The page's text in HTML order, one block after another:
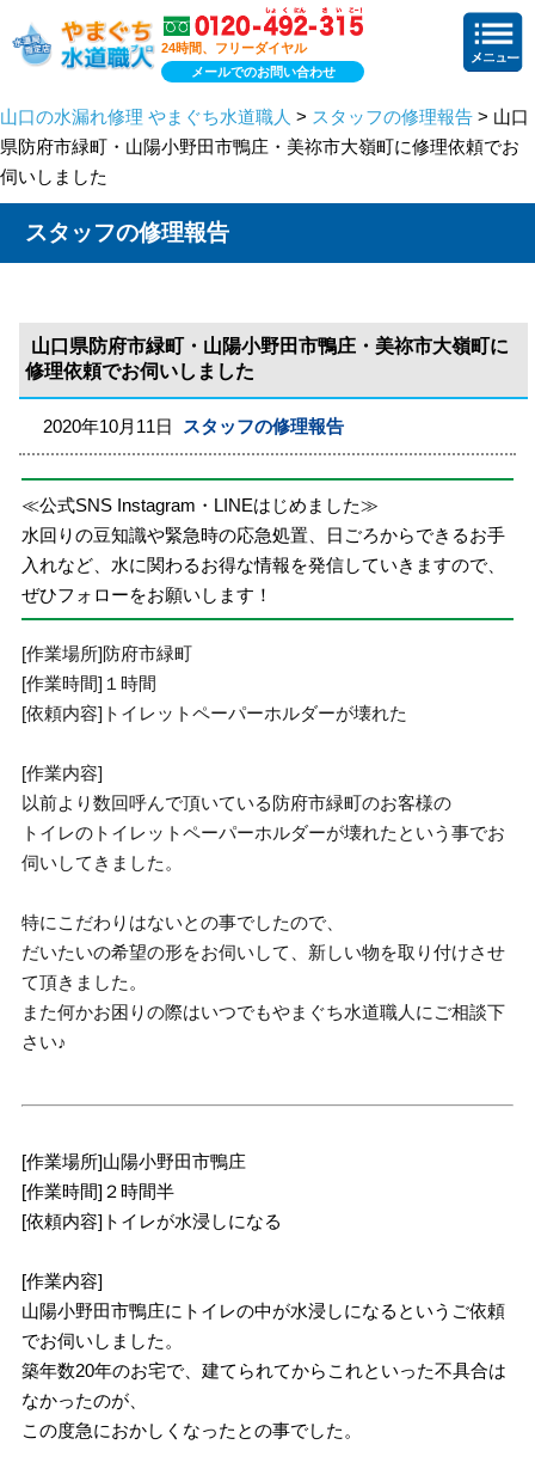
24時間、フリーダイヤル
メールでのお問い合わせ
山口の水漏れ修理 やまぐち水道職人 > スタッフの修理報告 > 山口
県防府市緑町・山陽小野田市鴨庄・美祢市大嶺町に修理依頼でお
伺いしました
スタッフの修理報告
山口県防府市緑町・山陽小野田市鴨庄・美祢市大嶺町に
修理依頼でお伺いしました
2020年10月11日 スタッフの修理報告
≪公式SNS Instagram・LINEはじめました≫
水回りの豆知識や緊急時の応急処置、日ごろからできるお手
入れなど、水に関わるお得な情報を発信していきますので、
ぜひフォローをお願いします！
[作業場所]防府市緑町
[作業時間]１時間
[依頼内容]トイレットペーパーホルダーが壊れた
[作業内容]
以前より数回呼んで頂いている防府市緑町のお客様の
トイレのトイレットペーパーホルダーが壊れたという事でお
伺いしてきました。
特にこだわりはないとの事でしたので、
だいたいの希望の形をお伺いして、新しい物を取り付けさせ
て頂きました。
また何かお困りの際はいつでもやまぐち水道職人にご相談下
さい♪
[作業場所]山陽小野田市鴨庄
[作業時間]２時間半
[依頼内容]トイレが水浸しになる
[作業内容]
山陽小野田市鴨庄にトイレの中が水浸しになるというご依頼
でお伺いしました。
築年数20年のお宅で、建てられてからこれといった不具合は
なかったのが、
この度急におかしくなったとの事でした。